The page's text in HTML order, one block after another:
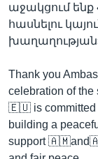
աջակցում
հասնելու
Thank you
celebration of
🇪🇺 is committed
building a
support